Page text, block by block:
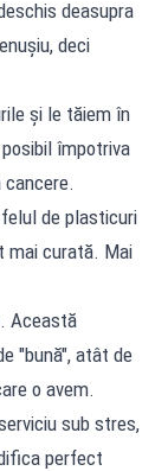
deasupra
deci
și le tăiem în
împotriva
de plasticuri
mai curată. Mai
Această
"bună", atât de
o avem.
sub stres,
perfect